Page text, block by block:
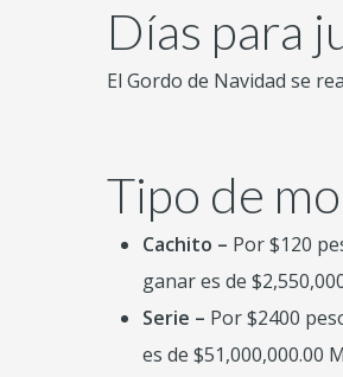
Días para
El Gordo de Navidad se
Tipo de
Cachito – Por $120
ganar es de
Serie – Por $2400
es de $51,000,000.00